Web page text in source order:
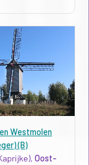
Westmolen
(B)
Oost-